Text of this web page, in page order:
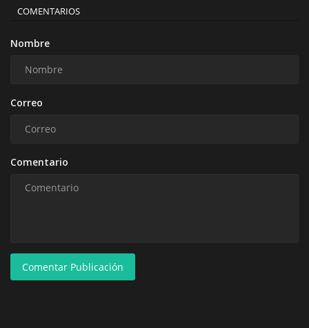
COMENTARIOS
Nombre
Correo
Comentario
Comentar Publicación